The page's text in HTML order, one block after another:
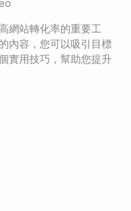
網站轉化率的重要工
內容，您可以吸引目標
實用技巧，幫助您提升